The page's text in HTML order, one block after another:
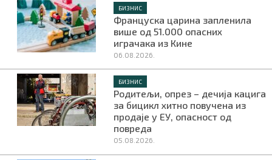
БИЗНИС
Француска царина запленила
више од 51.000 опасних
играчака из Кине
06.08.2026.
БИЗНИС
Родитељи, опрез – дечија кацига
за бицикл хитно повучена из
продаје у ЕУ, опасност од
повреда
05.08.2026.